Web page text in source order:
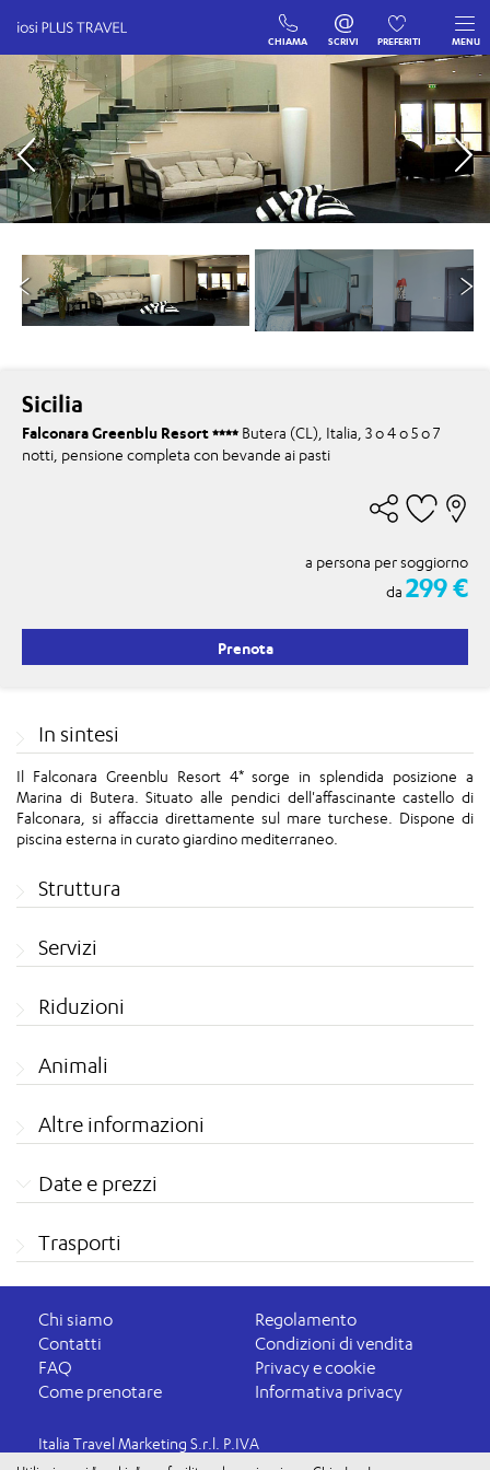
CHIAMA SCRIVI PREFERITI MENU
Sicilia
Falconara Greenblu Resort
Butera (CL), Italia, 3 o 4 o 5 o 7
notti, pensione completa con bevande ai pasti
a persona per soggiorno
da 299 €
Prenota
In sintesi
Il Falconara Greenblu Resort 4* sorge in splendida posizione a
Marina di Butera. Situato alle pendici dell'affascinante castello di
Falconara, si affaccia direttamente sul mare turchese. Dispone di
piscina esterna in curato giardino mediterraneo.
Struttura
Servizi
Riduzioni
Animali
Altre informazioni
Date e prezzi
Trasporti
Chi siamo
Contatti
FAQ
Come prenotare
Regolamento
Condizioni di vendita
Privacy e cookie
Informativa privacy
Italia Travel Marketing S.r.l. P.IVA
03816060234